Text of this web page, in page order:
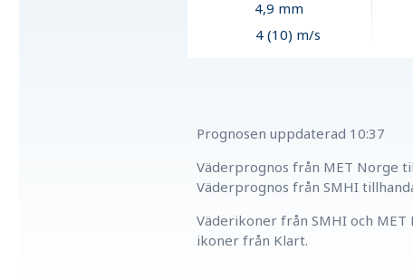
4,9 mm
4 (10) m/s
Prognosen uppdaterad 10:37
Väderprognos från MET Norge
Väderprognos från SMHI
Väderikoner från SMHI och
ikoner från Klart.